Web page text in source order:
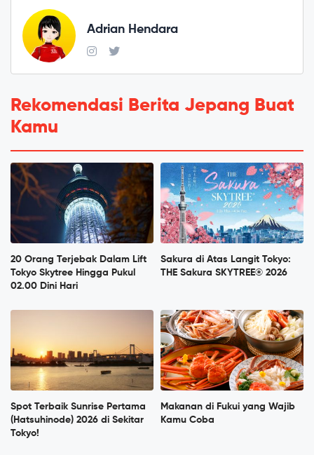
Adrian Hendara
Rekomendasi Berita Jepang Buat
Kamu
20 Orang Terjebak Dalam Lift
Tokyo Skytree Hingga Pukul
02.00 Dini Hari
Sakura di Atas Langit Tokyo:
THE Sakura SKYTREE® 2026
Spot Terbaik Sunrise Pertama
(Hatsuhinode) 2026 di Sekitar
Tokyo!
Makanan di Fukui yang Wajib
Kamu Coba